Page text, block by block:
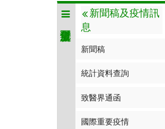
新聞稿及疫情訊
息
新聞稿
統計資料查詢
致醫界通函
國際重要疫情